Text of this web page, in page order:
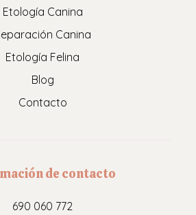
Etología Canina
Canina
Etología Felina
Blog
Contacto
de contacto
690 060 772